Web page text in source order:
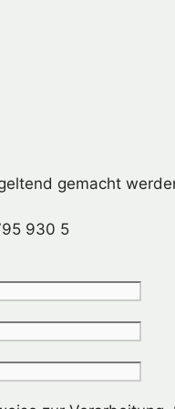
gemacht
930 5